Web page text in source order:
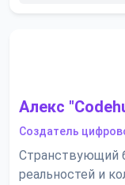
Алекс
Создатель
Странствующий
реальностей и